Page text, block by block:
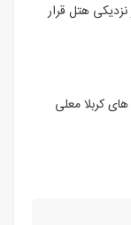
هتل قرار
کربلا معلی